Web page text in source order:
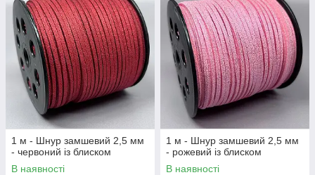
1 м - Шнур замшевий 2,5 мм
- червоний із блиском
В наявності
1 м - Шнур замшевий 2,5 мм
- рожевий із блиском
В наявності